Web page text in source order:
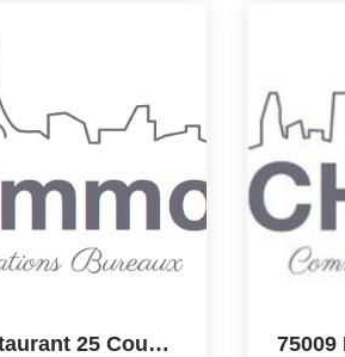
75020 Paris Vente Restaurant 25 Couverts + Terrasse De 25...